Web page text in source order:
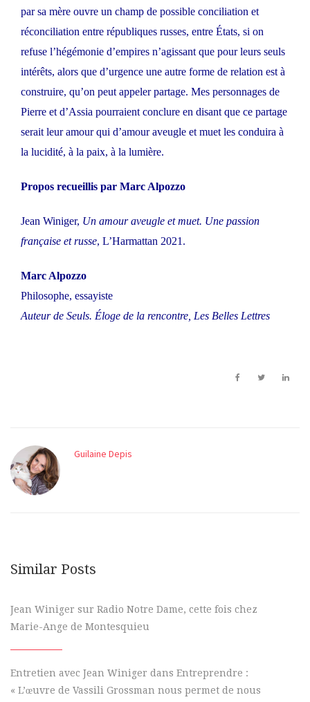
par sa mère ouvre un champ de possible conciliation et
réconciliation entre républiques russes, entre États, si on
refuse l’hégémonie d’empires n’agissant que pour leurs seuls
intérêts, alors que d’urgence une autre forme de relation est à
construire, qu’on peut appeler partage. Mes personnages de
Pierre et d’Assia pourraient conclure en disant que ce partage
serait leur amour qui d’amour aveugle et muet les conduira à
la lucidité, à la paix, à la lumière.
Propos recueillis par Marc Alpozzo
Jean Winiger, Un amour aveugle et muet. Une passion
française et russe, L’Harmattan 2021.
Marc Alpozzo
Philosophe, essayiste
Auteur de Seuls. Éloge de la rencontre, Les Belles Lettres
Guilaine Depis
Similar Posts
Jean Winiger sur Radio Notre Dame, cette fois chez
Marie-Ange de Montesquieu
Entretien avec Jean Winiger dans Entreprendre :
« L’œuvre de Vassili Grossman nous permet de nous